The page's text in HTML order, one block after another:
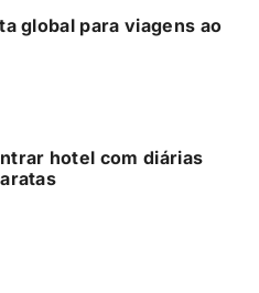
global para viagens ao
hotel com diárias